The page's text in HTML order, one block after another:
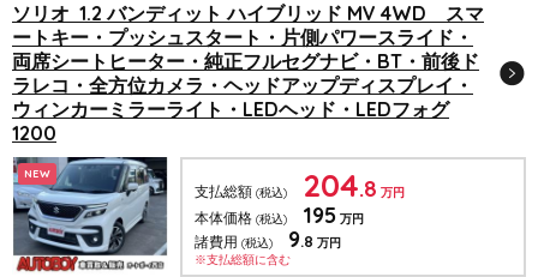
ソリオ 1.2 バンディット ハイブリッド MV 4WD スマ
ートキー・プッシュスタート・片側パワースライド・
両席シートヒーター・純正フルセグナビ・BT・前後ド
ラレコ・全方位カメラ・ヘッドアップディスプレイ・
ウィンカーミラーライト・LEDヘッド・LEDフォグ
1200
NEW
支払総額 (税込) 204.8 万円
本体価格 (税込) 195 万円
諸費用 (税込) 9.8 万円
※支払総額に含む